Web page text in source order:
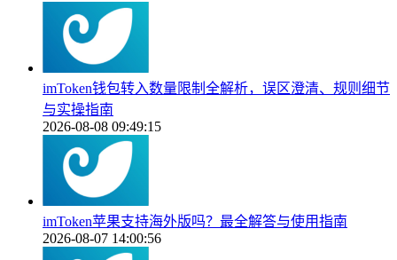
imToken钱包转入数量限制全解析，误区澄清、规则细节
与实操指南
2026-08-08 09:49:15
imToken苹果支持海外版吗？最全解答与使用指南
2026-08-07 14:00:56